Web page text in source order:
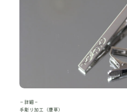
－詳細－
手彫り加工（唐草）